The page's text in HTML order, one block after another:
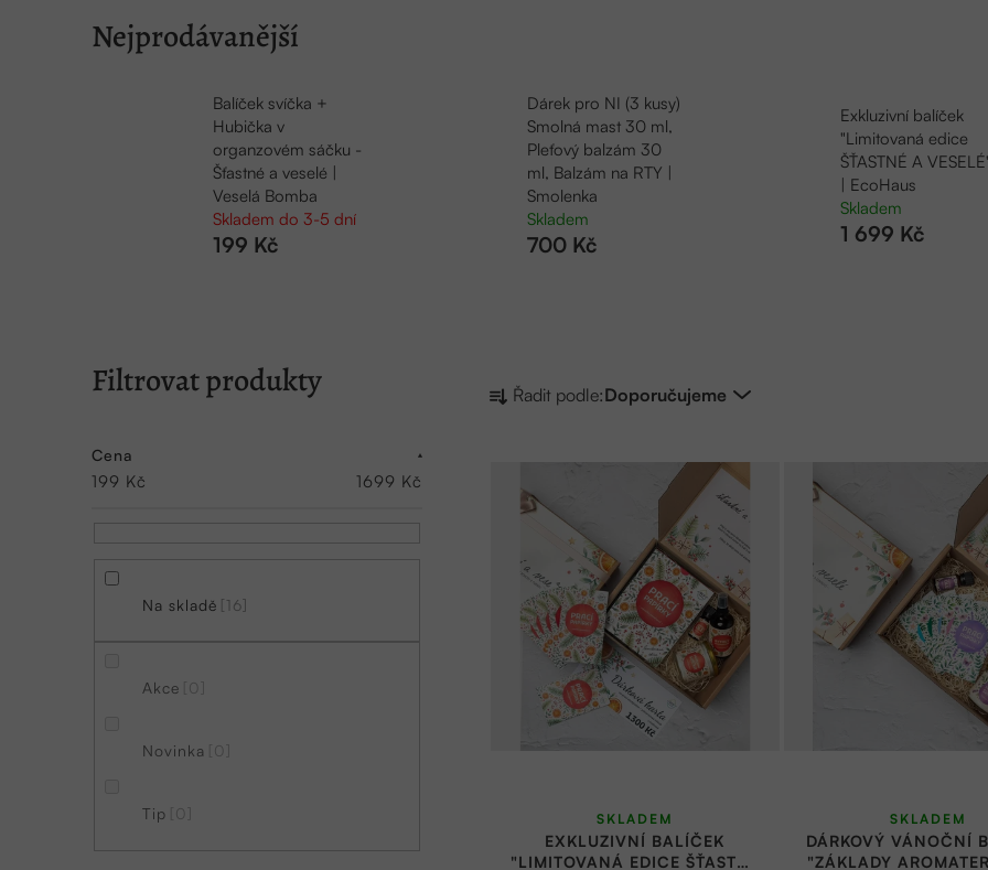
Nejprodávanější
Balíček svíčka +
Hubička v
organzovém sáčku -
Šťastné a veselé |
Veselá Bomba
Skladem do 3-5 dní
199 Kč
Dárek pro NI (3 kusy)
Smolná mast 30 ml,
Pleťový balzám 30
ml, Balzám na RTY |
Smolenka
Skladem
700 Kč
Exkluzivní balíček
"Limitovaná edice
ŠŤASTNÉ A
| EcoHaus
Skladem
1 699 Kč
P
s
t
Cena
199 Kč 1699 Kč
Na skladě 16
Akce 0
Novinka 0
Tip 0
Ř Řadit podle:Doporučujeme
EXKLUZIVNÍ BALÍČEK
"LIMITOVANÁ EDICE ŠŤASTNÉ
SKLADEM
DÁRKOVÝ VÁNOČNÍ
"ZÁKLADY
SKLADEM